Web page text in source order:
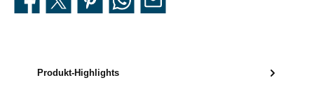
Produkt-Highlights